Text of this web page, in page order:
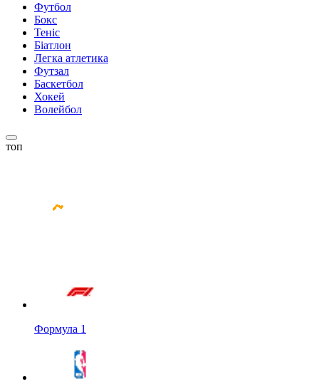
Футбол
Бокс
Теніс
Біатлон
Легка атлетика
Футзал
Баскетбол
Хокей
Волейбол
топ
Формула 1